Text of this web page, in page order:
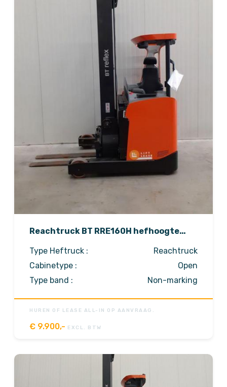
Reachtruck BT RRE160H hefhoogte
8500mm
Type Heftruck :
Reachtruck
Cabinetype :
Open
Type band :
Non-marking
HUREN OF LEASE ALL-IN OP AANVRAAG.
€ 9.900,- EXCL. BTW